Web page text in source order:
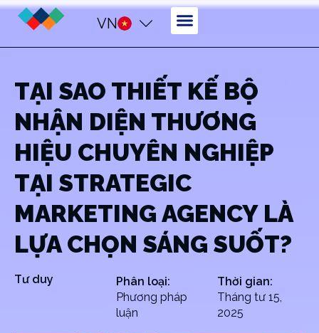
VN
TẠI SAO THIẾT KẾ BỘ
NHẬN DIỆN THƯƠNG
HIỆU CHUYÊN NGHIỆP
TẠI STRATEGIC
MARKETING AGENCY LÀ
LỰA CHỌN SÁNG SUỐT?
Tư duy
Phân loại:
Phương pháp
luận
Thời gian:
Tháng tư 15,
2025